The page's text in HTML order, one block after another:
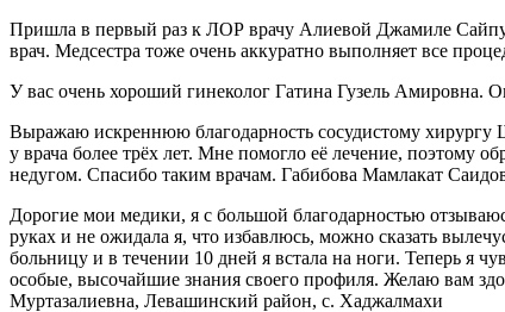
Пришла в первый раз к ЛОР врачу Алиевой Джамиле
врач. Медсестра тоже очень аккуратно выполняет все
У вас очень хороший гинеколог Гатина Гузель Амировна.
Выражаю искреннюю благодарность сосудистому
у врача более трёх лет. Мне помогло её лечение, поэтому
недугом. Спасибо таким врачам. Габибова Мамлакат
Дорогие мои медики, я с большой благодарностью
руках и не ожидала я, что избавлюсь, можно сказать
больницу и в течении 10 дней я встала на ноги. Теперь я
особые, высочайшие знания своего профиля. Желаю вам
Муртазалиевна, Левашинский район, с. Хаджалмахи